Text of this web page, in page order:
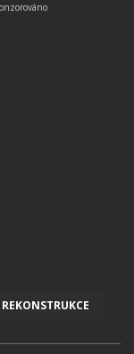
REKONSTRUKCE